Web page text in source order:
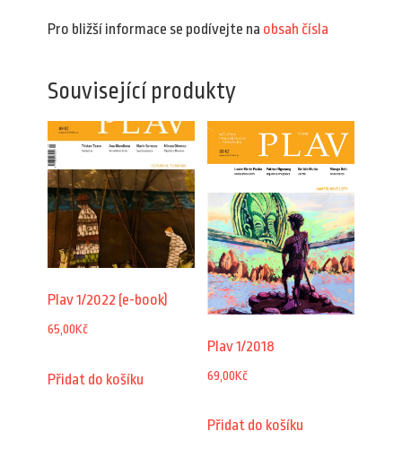
Pro bližší informace se podívejte na obsah čísla
Související produkty
Plav 1/2022 (e-book)
65,00Kč
Přidat do košíku
Plav 1/2018
69,00Kč
Přidat do košíku